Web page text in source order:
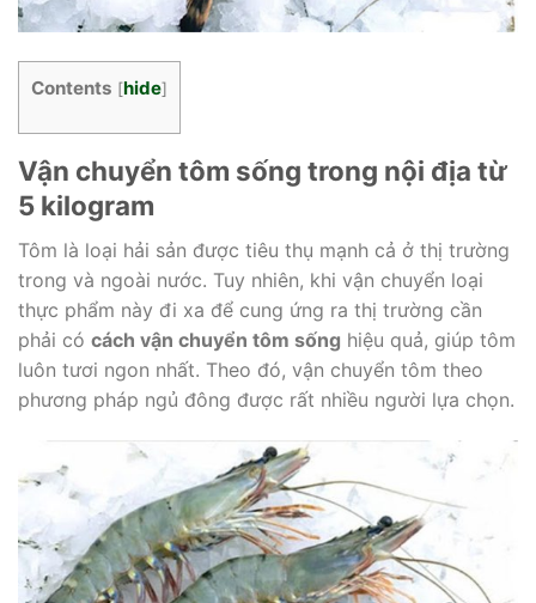
Contents [hide]
Vận chuyển tôm sống trong nội địa từ
5 kilogram
Tôm là loại hải sản được tiêu thụ mạnh cả ở thị trường
trong và ngoài nước. Tuy nhiên, khi vận chuyển loại
thực phẩm này đi xa để cung ứng ra thị trường cần
phải có cách vận chuyển tôm sống hiệu quả, giúp tôm
luôn tươi ngon nhất. Theo đó, vận chuyển tôm theo
phương pháp ngủ đông được rất nhiều người lựa chọn.